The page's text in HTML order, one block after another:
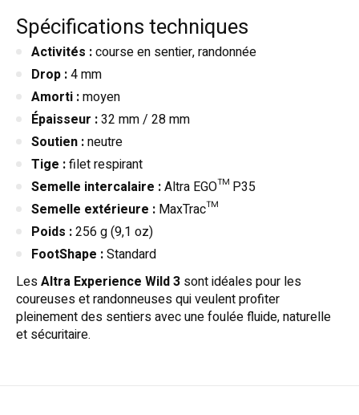
Spécifications techniques
Activités :course en sentier, randonnée
Drop :4 mm
Amorti :moyen
Épaisseur :32 mm / 28 mm
Soutien :neutre
Tige :filet respirant
Semelle intercalaire :Altra EGO™ P35
Semelle extérieure : MaxTrac™
Poids :256 g (9,1 oz)
FootShape :Standard
LesAltra Experience Wild 3 sont idéales pour les
coureuses et randonneuses qui veulent profiter
pleinement des sentiers avec une foulée fluide, naturelle
et sécuritaire.